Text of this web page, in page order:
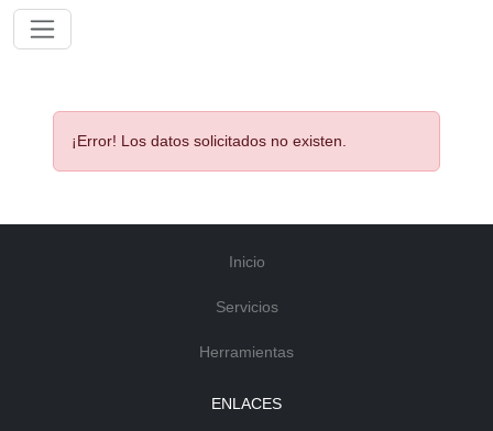
¡Error! Los datos solicitados no existen.
Inicio
Servicios
Herramientas
ENLACES